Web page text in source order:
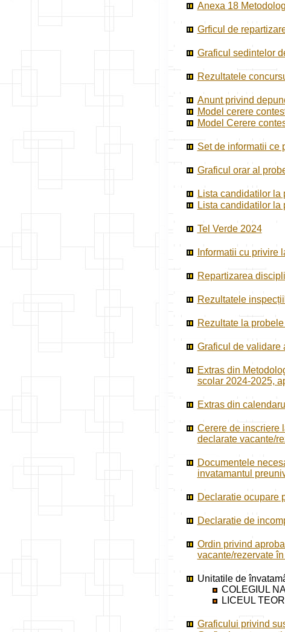
Anexa 18
Grficul de
Graficul sedintelor
Rezultatele
Anunt privind
Model cerere
Model Cerere
Set de informatii ce
Graficul orar al
Lista candidatilor
Lista candidatilor la
Tel Verde 2024
Informatii cu privire
Repartizarea
Rezultatele
Rezultate la
Graficul de validare
Extras din
scolar 2024-2025,
Extras din
Cerere de inscriere
declarate vacante/
Documentele
invatamantul
Declaratie ocupare
Declaratie de
Ordin privind
vacante/rezervate
Unitatile de
COLEGIUL
LICEUL
Graficului privind